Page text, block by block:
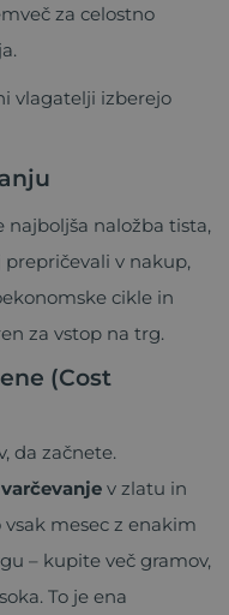
za celostno
vlagatelji izberejo
naložba tista,
prepričevali v nakup,
cikle in
za vstop na trg.
(Cost
da začnete.
v zlatu in
mesec z enakim
– kupite več gramov,
To je ena